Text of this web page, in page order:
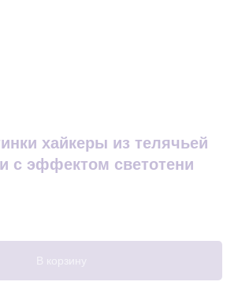
хайкеры из телячьей
с эффектом светотени
В корзину